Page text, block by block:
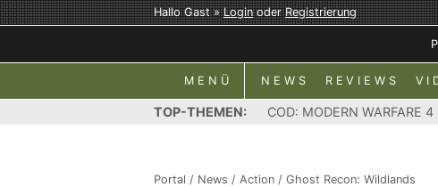
Hallo Gast »LoginoderRegistrierung
MENÜ NEWS REVIEWS
TOP-THEMEN: COD: MODERN WARFARE 4
Portal / News / Action / Ghost Recon: Wildlands